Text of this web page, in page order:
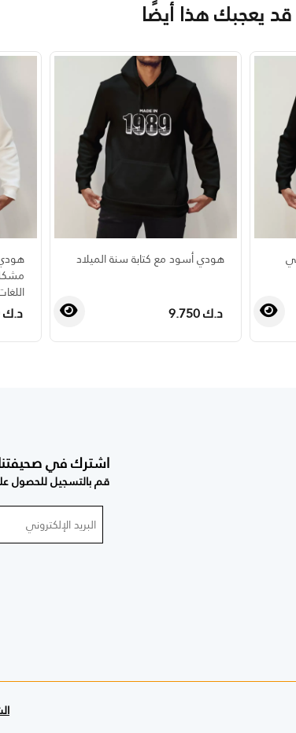
قد يعجبك هذا أيضًا
هودي أسود مع كتابة سنة الميلاد
د.ك 9.750 د.ك 9.750
اشترك في صحيفتنا
قم بالتسجيل للحصول